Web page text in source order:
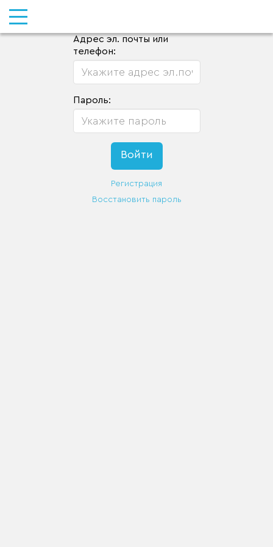
Адрес эл. почты или
телефон:
Пароль:
Регистрация
Восстановить пароль